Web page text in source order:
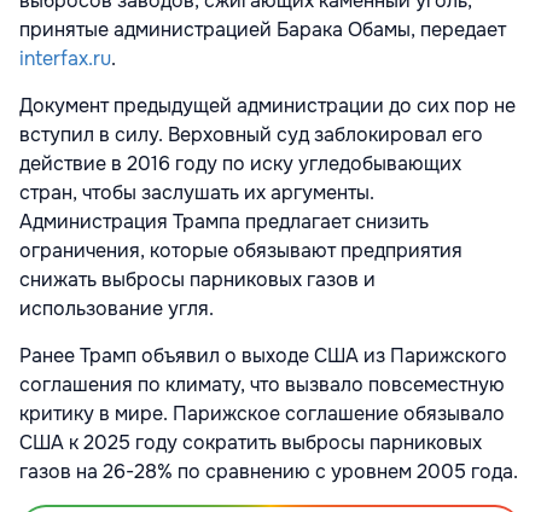
принятые администрацией Барака Обамы, передает
interfax.ru.
Документ предыдущей администрации до сих пор не
вступил в силу. Верховный суд заблокировал его
действие в 2016 году по иску угледобывающих
стран, чтобы заслушать их аргументы.
Администрация Трампа предлагает снизить
ограничения, которые обязывают предприятия
снижать выбросы парниковых газов и
использование угля.
Ранее Трамп объявил о выходе США из Парижского
соглашения по климату, что вызвало повсеместную
критику в мире. Парижское соглашение обязывало
США к 2025 году сократить выбросы парниковых
газов на 26-28% по сравнению с уровнем 2005 года.